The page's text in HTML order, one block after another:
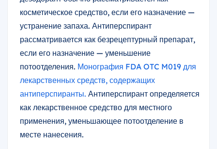
косметическое средство, если его назначение —
устранение запаха. Антиперспирант
рассматривается как безрецептурный препарат,
если его назначение — уменьшение
потоотделения. Монография FDA OTC M019 для
лекарственных средств, содержащих
антиперспиранты. Антиперспирант определяется
как лекарственное средство для местного
применения, уменьшающее потоотделение в
месте нанесения.